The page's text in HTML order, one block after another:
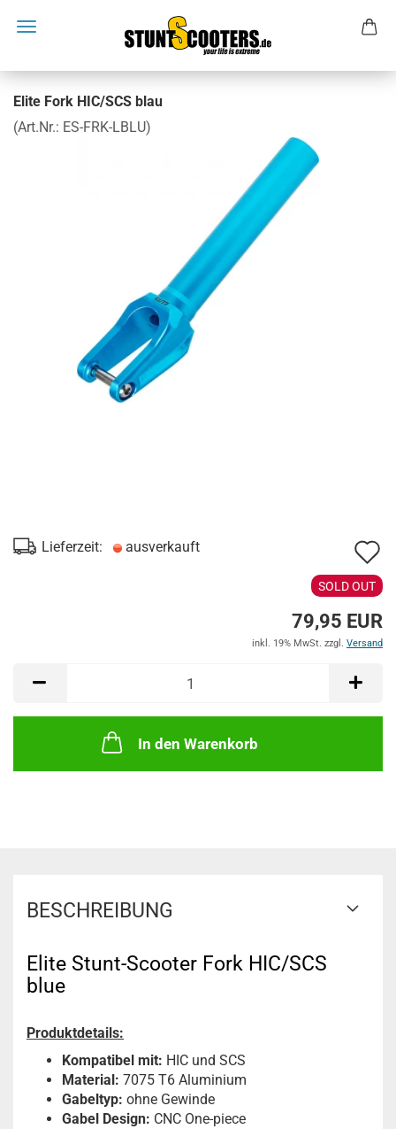
Elite Fork HIC/SCS blau
(Art.Nr.: ES-FRK-LBLU)
Lieferzeit: ausverkauft
SOLD OUT
79,95 EUR
inkl. 19% MwSt. zzgl. Versand
In den Warenkorb
BESCHREIBUNG
Elite Stunt-Scooter Fork HIC/SCS
blue
Produktdetails:
Kompatibel mit: HIC und SCS
Material: 7075 T6 Aluminium
Gabeltyp: ohne Gewinde
Gabel Design: CNC One-piece